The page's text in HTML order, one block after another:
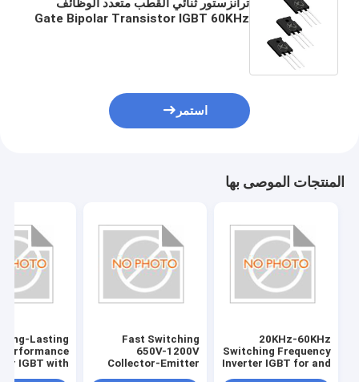
Gate Bipolar Transistor IGBT 60KHz
استمر
المنتجات الموصى بها
20KHz-60KHz
Switching Frequency
Inverter IGBT for and
Fast Switching
650V-1200V
Collector-Emitter
Lasting
Performance
IGBT with